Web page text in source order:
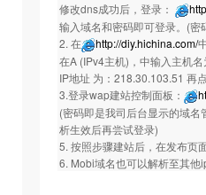
修改dns成功后，登录：
输入域名和密码即可登录。(
2. 在
http://diy.hichina.com/
在A (IPv4主机)，中输入主机
IP地址 为：218.30.103.51 再
3.登录wap建站控制面板：
(密码即是我司后台显示的域
析生效后再尝试登录)
5. 按照步骤建站后，在发布页
6. Mobi域名也可以解析至其